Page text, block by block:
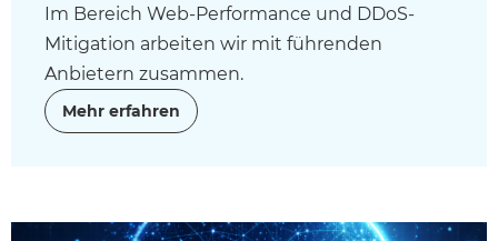
Im Bereich Web-Performance und DDoS-
Mitigation arbeiten wir mit führenden
Anbietern zusammen.
Mehr erfahren